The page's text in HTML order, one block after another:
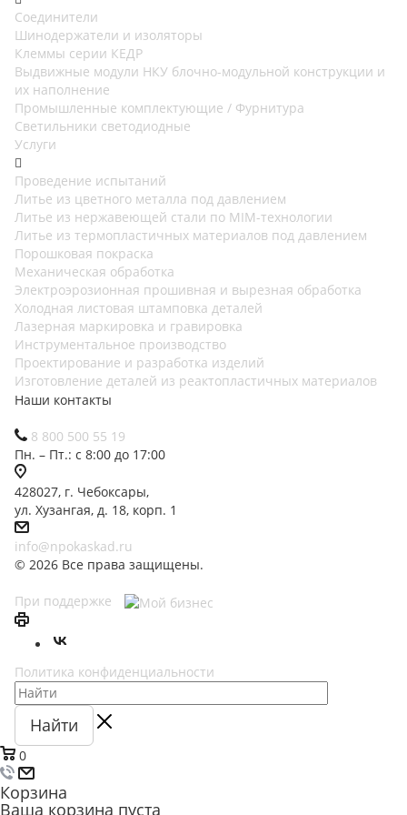
Соединители
Шинодержатели и изоляторы
Клеммы серии КЕДР
Выдвижные модули НКУ блочно-модульной конструкции и
их наполнение
Промышленные комплектующие / Фурнитура
Светильники светодиодные
Услуги
Проведение испытаний
Литье из цветного металла под давлением
Литье из нержавеющей стали по MIM-технологии
Литье из термопластичных материалов под давлением
Порошковая покраска
Механическая обработка
Электроэрозионная прошивная и вырезная обработка
Холодная листовая штамповка деталей
Лазерная маркировка и гравировка
Инструментальное производство
Проектирование и разработка изделий
Изготовление деталей из реактопластичных материалов
Наши контакты
8 800 500 55 19
Пн. – Пт.: с 8:00 до 17:00
428027, г. Чебоксары,
ул. Хузангая, д. 18, корп. 1
info@npokaskad.ru
© 2026 Все права защищены.
При поддержке
Политика конфиденциальности
Найти
0
Корзина
Ваша корзина пуста